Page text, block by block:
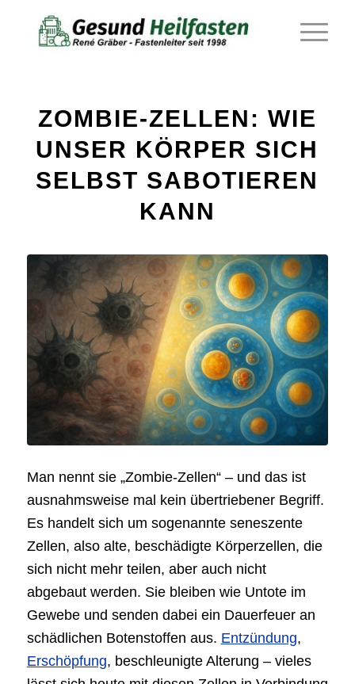
ZOMBIE-ZELLEN: WIE
UNSER KÖRPER SICH
SELBST SABOTIEREN
KANN
Man nennt sie „Zombie-Zellen“ – und das ist
ausnahmsweise mal kein übertriebener Begriff.
Es handelt sich um sogenannte seneszente
Zellen, also alte, beschädigte Körperzellen, die
sich nicht mehr teilen, aber auch nicht
abgebaut werden. Sie bleiben wie Untote im
Gewebe und senden dabei ein Dauerfeuer an
schädlichen Botenstoffen aus. Entzündung,
Erschöpfung, beschleunigte Alterung – vieles